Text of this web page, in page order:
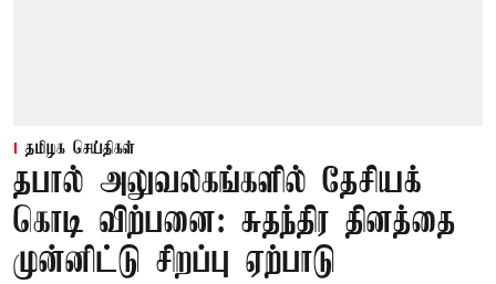
தமிழக செய்திகள்
தபால் அலுவலகங்களில் தேசியக்
கொடி விற்பனை: சுதந்திர தினத்தை
முன்னிட்டு சிறப்பு ஏற்பாடு